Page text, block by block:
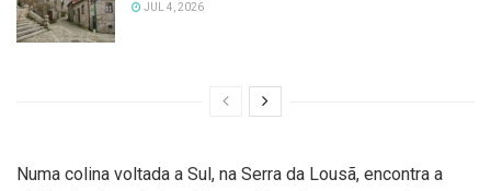
JUL 4, 2026
Numa colina voltada a Sul, na Serra da Lousã, encontra a